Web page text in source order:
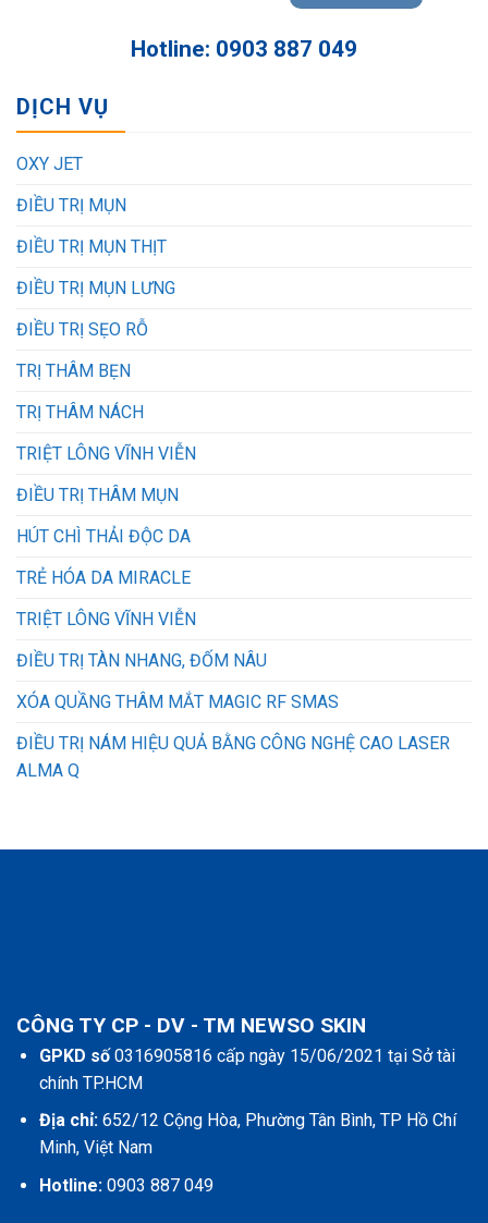
Hotline: 0903 887 049
DỊCH VỤ
OXY JET
ĐIỀU TRỊ MỤN
ĐIỀU TRỊ MỤN THỊT
ĐIỀU TRỊ MỤN LƯNG
ĐIỀU TRỊ SẸO RỖ
TRỊ THÂM BẸN
TRỊ THÂM NÁCH
TRIỆT LÔNG VĨNH VIỄN
ĐIỀU TRỊ THÂM MỤN
HÚT CHÌ THẢI ĐỘC DA
TRẺ HÓA DA MIRACLE
TRIỆT LÔNG VĨNH VIỄN
ĐIỀU TRỊ TÀN NHANG, ĐỐM NÂU
XÓA QUẦNG THÂM MẮT MAGIC RF SMAS
ĐIỀU TRỊ NÁM HIỆU QUẢ BẰNG CÔNG NGHỆ CAO LASER
ALMA Q
CÔNG TY CP - DV - TM NEWSO SKIN
GPKD số0316905816 cấp ngày 15/06/2021 tại Sở tài
chính TP.HCM
Địa chỉ:652/12 Cộng Hòa, Phường Tân Bình, TP Hồ Chí
Minh, Việt Nam
Hotline:0903 887 049